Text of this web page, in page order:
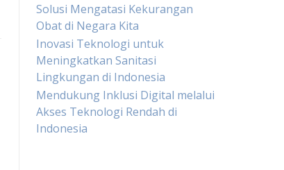
Solusi Mengatasi Kekurangan
Obat di Negara Kita
Inovasi Teknologi untuk
Meningkatkan Sanitasi
Lingkungan di Indonesia
Mendukung Inklusi Digital melalui
Akses Teknologi Rendah di
Indonesia